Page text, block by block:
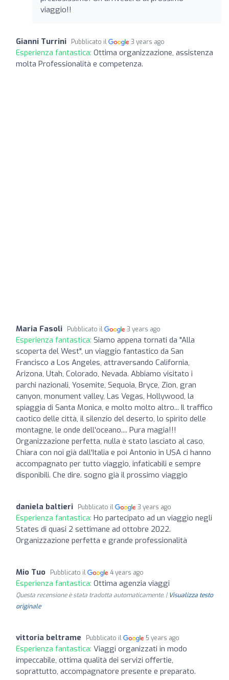
viaggio!!
Gianni Turrini Pubblicato il 3 years ago
Esperienza fantastica: Ottima organizzazione, assistenza
molta Professionalità e competenza.
Maria Fasoli Pubblicato il 3 years ago
Esperienza fantastica: Siamo appena tornati da "Alla
scoperta del West", un viaggio fantastico da San
Francisco a Los Angeles, attraversando California,
Arizona, Utah, Colorado, Nevada. Abbiamo visitato i
parchi nazionali, Yosemite, Sequoia, Bryce, Zion, gran
canyon, monument valley, Las Vegas, Hollywood, la
spiaggia di Santa Monica, e molto molto altro... Il traffico
caotico delle città, il silenzio del deserto, lo spirito delle
montagne, le onde dell'oceano.... Pura magia!!!
Organizzazione perfetta, nulla è stato lasciato al caso,
Chiara con noi già dall'Italia e poi Antonio in USA ci hanno
accompagnato per tutto viaggio, infaticabili e sempre
disponibili. Che dire. sogno già il prossimo viaggio
daniela baltieri Pubblicato il 3 years ago
Esperienza fantastica: Ho partecipato ad un viaggio negli
States di quasi 2 settimane ad ottobre 2022.
Organizzazione perfetta e grande professionalità
Mio Tuo Pubblicato il 4 years ago
Esperienza fantastica: Ottima agenzia viaggi
Questa recensione è stata tradotta automaticamente. | Visualizza testo
originale
vittoria beltrame Pubblicato il 5 years ago
Esperienza fantastica: Viaggi organizzati in modo
impeccabile, ottima qualità dei servizi offertie,
soprattutto, accompagnatore presente e preparato.